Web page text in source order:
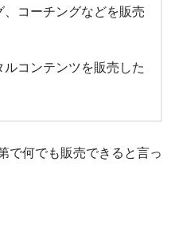
コーチングなどを販売
コンテンツを販売した
で何でも販売できると言っ